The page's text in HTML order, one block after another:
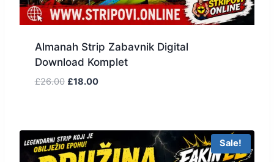
Almanah Strip Zabavnik Digital
Download Komplet
£26.00 £18.00
Sale!